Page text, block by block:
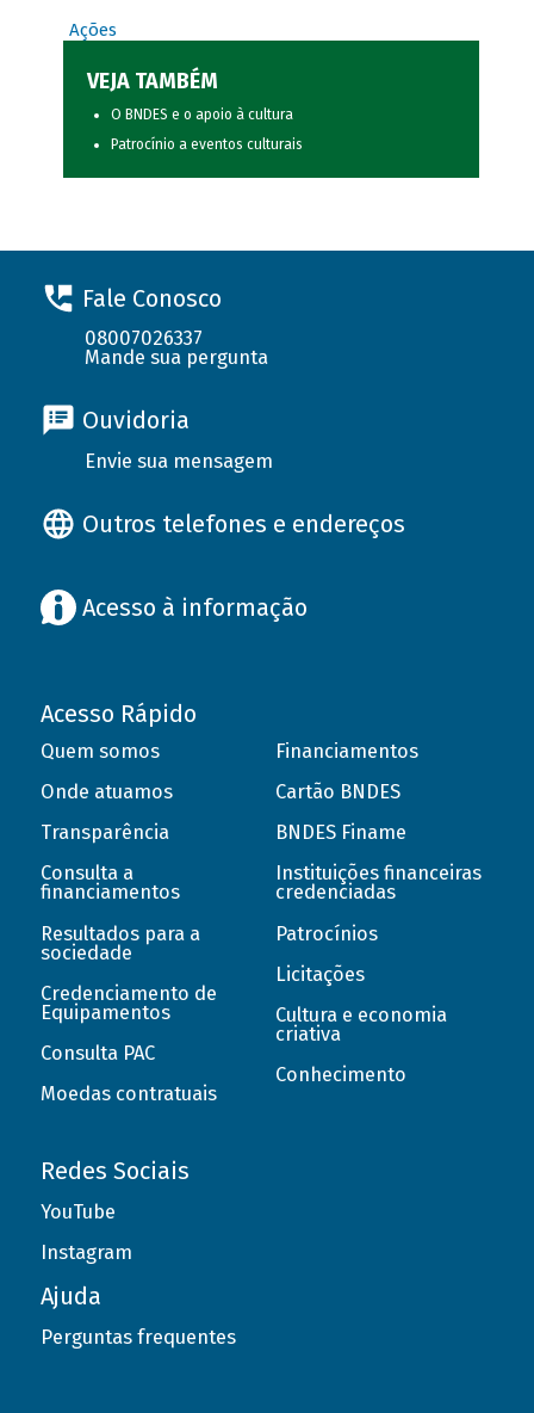
Ações
VEJA TAMBÉM
O BNDES e o apoio à cultura
Patrocínio a eventos culturais
Fale Conosco
08007026337
Mande sua pergunta
Ouvidoria
Envie sua mensagem
Outros telefones e endereços
Acesso à informação
Acesso Rápido
Quem somos
Onde atuamos
Transparência
Consulta a
financiamentos
Resultados para a
sociedade
Credenciamento de
Equipamentos
Consulta PAC
Moedas contratuais
Financiamentos
Cartão BNDES
BNDES Finame
Instituições financeiras
credenciadas
Patrocínios
Licitações
Cultura e economia
criativa
Conhecimento
Redes Sociais
YouTube
Instagram
Ajuda
Perguntas frequentes